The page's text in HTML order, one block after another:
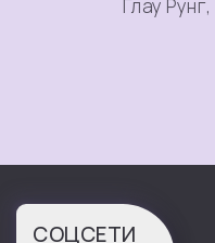
Глау Рунг,
СОЦСЕТИ